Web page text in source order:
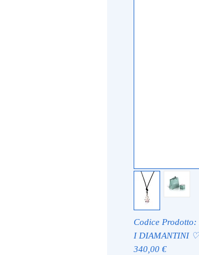
Codice Prodotto:
I DIAMANTINI ♡
340,00 €